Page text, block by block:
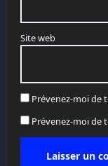
Site web
Prévenez-moi de
Prévenez-moi de